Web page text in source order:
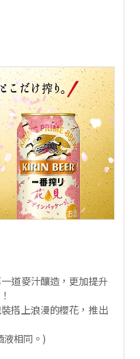
道麥汁釀造，更加提升
搭上浪漫的櫻花，推出
相同。)